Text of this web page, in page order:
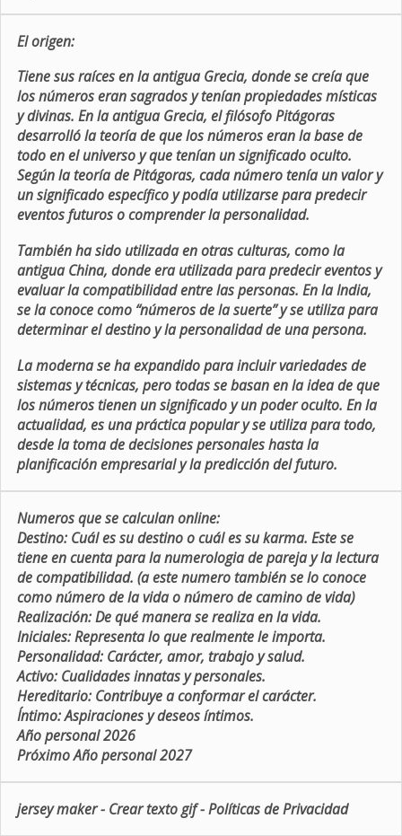
El origen:
Tiene sus raíces en la antigua Grecia, donde se creía que
los números eran sagrados y tenían propiedades místicas
y divinas. En la antigua Grecia, el filósofo Pitágoras
desarrolló la teoría de que los números eran la base de
todo en el universo y que tenían un significado oculto.
Según la teoría de Pitágoras, cada número tenía un valor y
un significado específico y podía utilizarse para predecir
eventos futuros o comprender la personalidad.
También ha sido utilizada en otras culturas, como la
antigua China, donde era utilizada para predecir eventos y
evaluar la compatibilidad entre las personas. En la India,
se la conoce como “números de la suerte” y se utiliza para
determinar el destino y la personalidad de una persona.
La moderna se ha expandido para incluir variedades de
sistemas y técnicas, pero todas se basan en la idea de que
los números tienen un significado y un poder oculto. En la
actualidad, es una práctica popular y se utiliza para todo,
desde la toma de decisiones personales hasta la
planificación empresarial y la predicción del futuro.
Numeros que se calculan online:
Destino: Cuál es su destino o cuál es su karma. Este se
tiene en cuenta para la numerologia de pareja y la lectura
de compatibilidad. (a este numero también se lo conoce
como número de la vida o número de camino de vida)
Realización:De qué manera se realiza en la vida.
Iniciales:Representa lo que realmente le importa.
Personalidad:Carácter, amor, trabajo y salud.
Activo:Cualidades innatas y personales.
Hereditario:Contribuye a conformar el carácter.
Íntimo:Aspiraciones y deseos íntimos.
Año personal 2026
Próximo Año personal 2027
jersey maker- Crear texto gif-Políticas de Privacidad